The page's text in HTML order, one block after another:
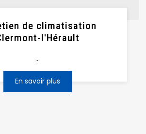
de climatisation
l'Hérault
...
En savoir plus